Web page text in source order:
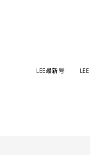
LEE最新号